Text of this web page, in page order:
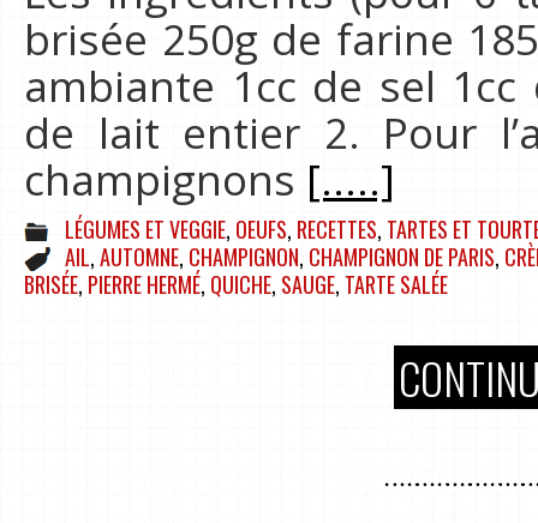
brisée 250g de farine
ambiante 1cc de sel
de lait entier 2. Pour
champignons [.....]
LÉGUMES ET VEGGIE, OEUFS, RECETTES, TARTES ET
AIL,AUTOMNE, CHAMPIGNON, CHAMPIGNON DE PARIS,
BRISÉE, PIERRE HERMÉ, QUICHE, SAUGE, TARTE SALÉE